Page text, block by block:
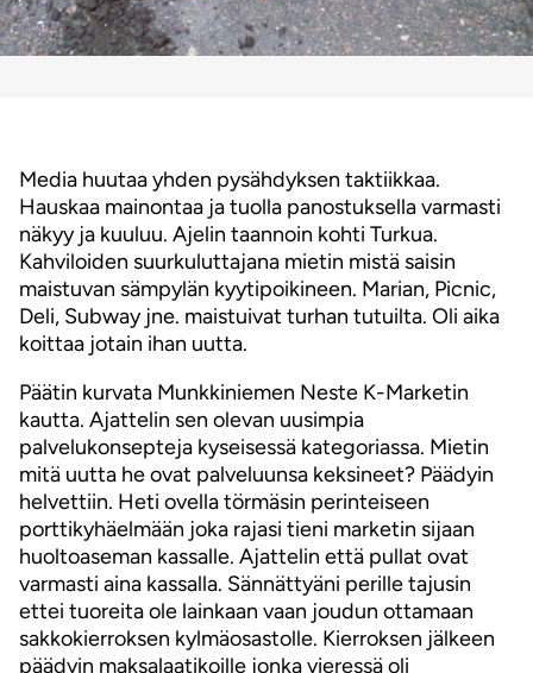
Media huutaa yhden pysähdyksen taktiikkaa.
Hauskaa mainontaa ja tuolla panostuksella varmasti
näkyy ja kuuluu. Ajelin taannoin kohti Turkua.
Kahviloiden suurkuluttajana mietin mistä saisin
maistuvan sämpylän kyytipoikineen. Marian, Picnic,
Deli, Subway jne. maistuivat turhan tutuilta. Oli aika
koittaa jotain ihan uutta.
Päätin kurvata Munkkiniemen Neste K-Marketin
kautta. Ajattelin sen olevan uusimpia
palvelukonsepteja kyseisessä kategoriassa. Mietin
mitä uutta he ovat palveluunsa keksineet? Päädyin
helvettiin. Heti ovella törmäsin perinteiseen
porttikyhäelmään joka rajasi tieni marketin sijaan
huoltoaseman kassalle. Ajattelin että pullat ovat
varmasti aina kassalla. Sännättyäni perille tajusin
ettei tuoreita ole lainkaan vaan joudun ottamaan
sakkokierroksen kylmäosastolle. Kierroksen jälkeen
päädyin maksalaatikoille jonka vieressä oli